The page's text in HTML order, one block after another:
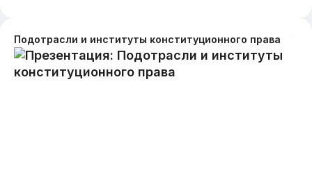
Подотрасли и институты конституционного права